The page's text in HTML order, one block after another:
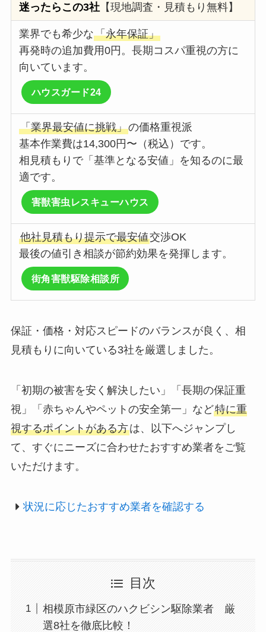
迷ったらこの3社 【現地調査・見積もり無料】
業界でも希少な「永年保証」
再発時の追加費用0円。長期コスパ重視の方に
向いています。
ハウスガード24
「業界最安値に挑戦」の価格重視派
基本作業費は14,300円〜（税込）です。
相見積もりで「基準となる安値」を知るのに最
適です。
害獣害虫レスキューハウス
他社見積もり提示で最安値交渉OK
最後の値引き相談が節約効果を発揮します。
街角害獣駆除相談所
保証・価格・対応スピードのバランスが良く、相
見積もりに向いている3社を厳選しました。
「初期の被害を安く解決したい」「長期の保証重
視」「赤ちゃんやペットの安全第一」など特に重
視するポイントがある方は、以下へジャンプし
て、すぐにニーズに合わせたおすすめ業者をご覧
いただけます。
状況に応じたおすすめ業者を確認する
目次
相模原市緑区のハクビシン駆除業者 厳
選8社を徹底比較！